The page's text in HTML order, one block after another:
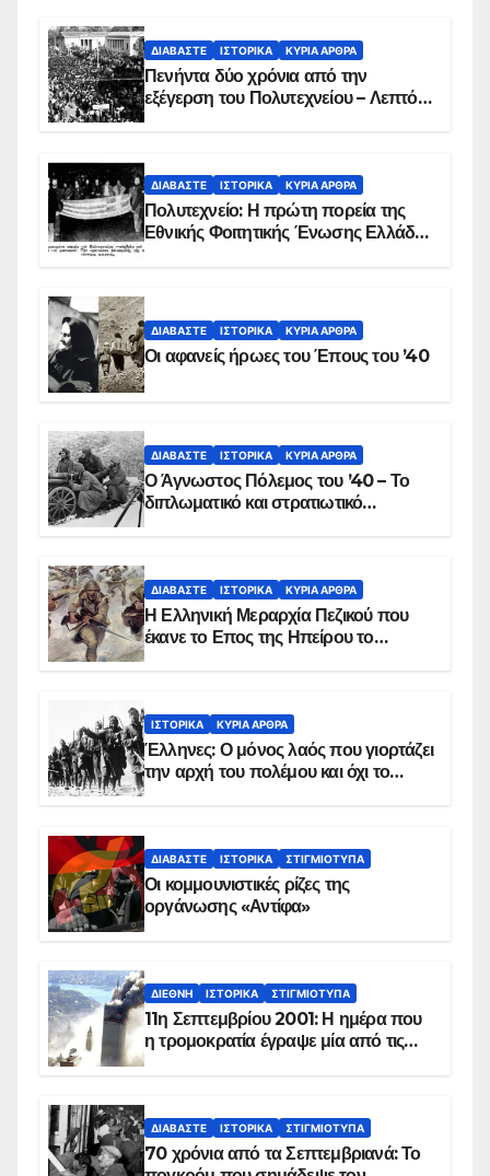
ΔΙΑΒΆΣΤΕ ΙΣΤΟΡΙΚΆ ΚΥΡΙΑ ΑΡΘΡΑ
Πενήντα δύο χρόνια από την
εξέγερση του Πολυτεχνείου – Λεπτό
ΔΙΑΒΆΣΤΕ ΙΣΤΟΡΙΚΆ ΚΥΡΙΑ ΑΡΘΡΑ
Πολυτεχνείο: Η πρώτη πορεία της
Εθνικής Φοιτητικής Ένωσης Ελλάδος
ΔΙΑΒΆΣΤΕ ΙΣΤΟΡΙΚΆ ΚΥΡΙΑ ΑΡΘΡΑ
Οι αφανείς ήρωες του Έπους του ’40
ΔΙΑΒΆΣΤΕ ΙΣΤΟΡΙΚΆ ΚΥΡΙΑ ΑΡΘΡΑ
Ο Άγνωστος Πόλεμος του ’40 – Το
διπλωματικό και στρατιωτικό
ΔΙΑΒΆΣΤΕ ΙΣΤΟΡΙΚΆ ΚΥΡΙΑ ΑΡΘΡΑ
Η Ελληνική Μεραρχία Πεζικού που
έκανε το Επος της Ηπείρου το
ΙΣΤΟΡΙΚΆ ΚΥΡΙΑ ΑΡΘΡΑ
Έλληνες: Ο μόνος λαός που γιορτάζει
την αρχή του πολέμου και όχι το
ΔΙΑΒΆΣΤΕ ΙΣΤΟΡΙΚΆ ΣΤΙΓΜΙΌΤΥΠΑ
Οι κομμουνιστικές ρίζες της
οργάνωσης «Αντίφα»
ΔΙΕΘΝΉ ΙΣΤΟΡΙΚΆ ΣΤΙΓΜΙΌΤΥΠΑ
11η Σεπτεμβρίου 2001: Η ημέρα που
η τρομοκρατία έγραψε μία από τις
ΔΙΑΒΆΣΤΕ ΙΣΤΟΡΙΚΆ ΣΤΙΓΜΙΌΤΥΠΑ
70 χρόνια από τα Σεπτεμβριανά: Το